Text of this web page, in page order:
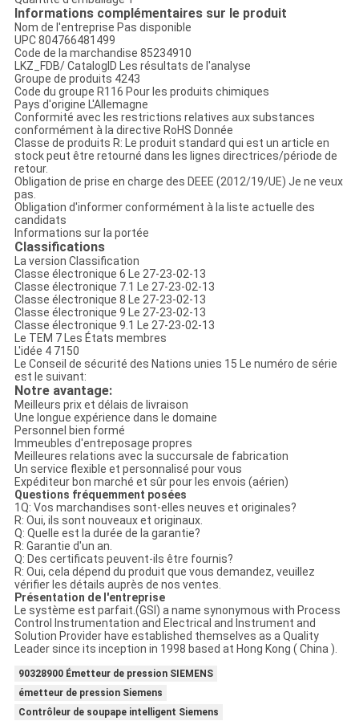
Informations complémentaires sur le produit
Nom de l'entreprise Pas disponible
UPC804766481499
Code de la marchandise 85234910
LKZ_FDB/ CatalogID Les résultats de l'analyse
Groupe de produits 4243
Code du groupe R116 Pour les produits chimiques
Pays d'origine L'Allemagne
Conformité avec les restrictions relatives aux substances
conformément à la directive RoHS Donnée
Classe de produits R: Le produit standard qui est un article en
stock peut être retourné dans les lignes directrices/période de
retour.
Obligation de prise en charge des DEEE (2012/19/UE) Je ne veux
pas.
Obligation d'informer conformément à la liste actuelle des
candidats
Informations sur la portée
Classifications
La version Classification
Classe électronique 6 Le 27-23-02-13
Classe électronique 7.1 Le 27-23-02-13
Classe électronique 8 Le 27-23-02-13
Classe électronique 9 Le 27-23-02-13
Classe électronique 9.1 Le 27-23-02-13
Le TEM 7 Les États membres
L'idée 4 7150
Le Conseil de sécurité des Nations unies 15 Le numéro de série
est le suivant:
Notre avantage:
Meilleurs prix et délais de livraison
Une longue expérience dans le domaine
Personnel bien formé
Immeubles d'entreposage propres
Meilleures relations avec la succursale de fabrication
Un service flexible et personnalisé pour vous
Expéditeur bon marché et sûr pour les envois (aérien)
Questions fréquemment posées
1Q: Vos marchandises sont-elles neuves et originales?
R: Oui, ils sont nouveaux et originaux.
Q: Quelle est la durée de la garantie?
R: Garantie d'un an.
Q: Des certificats peuvent-ils être fournis?
R: Oui, cela dépend du produit que vous demandez, veuillez
vérifier les détails auprès de nos ventes.
Présentation de l'entreprise
Le système est parfait.(GSI) a name synonymous with Process
Control Instrumentation and Electrical and Instrument and
Solution Provider have established themselves as a Quality
Leader since its inception in 1998 based at Hong Kong ( China ).
90328900 Émetteur de pression SIEMENS
émetteur de pression Siemens
Contrôleur de soupape intelligent Siemens